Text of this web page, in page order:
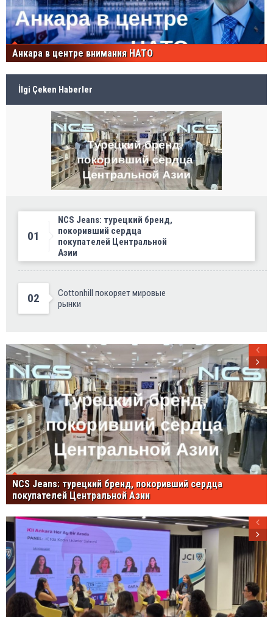
Анкара в центре внимания НАТО
İlgi Çeken Haberler
01
NCS Jeans: турецкий бренд,
покоривший сердца
покупателей Центральной
Азии
02
Cottonhill покоряет мировые
рынки
NCS Jeans: турецкий бренд, покоривший сердца
покупателей Центральной Азии